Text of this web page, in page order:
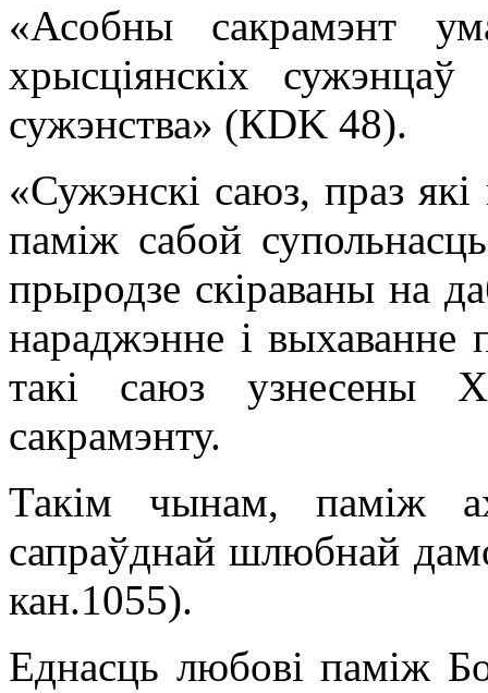
«Асобны сакрамэнт
хрысціянскіх
сужэнства» (КDK 48).
«Сужэнскі саюз, праз
паміж сабой
прыродзе скіраваны на
нараджэнне і выхаванне
такі саюз узнесены
сакрамэнту.
Такім чынам, паміж
сапраўднай шлюбнай
кан.1055).
Еднасць любові паміж